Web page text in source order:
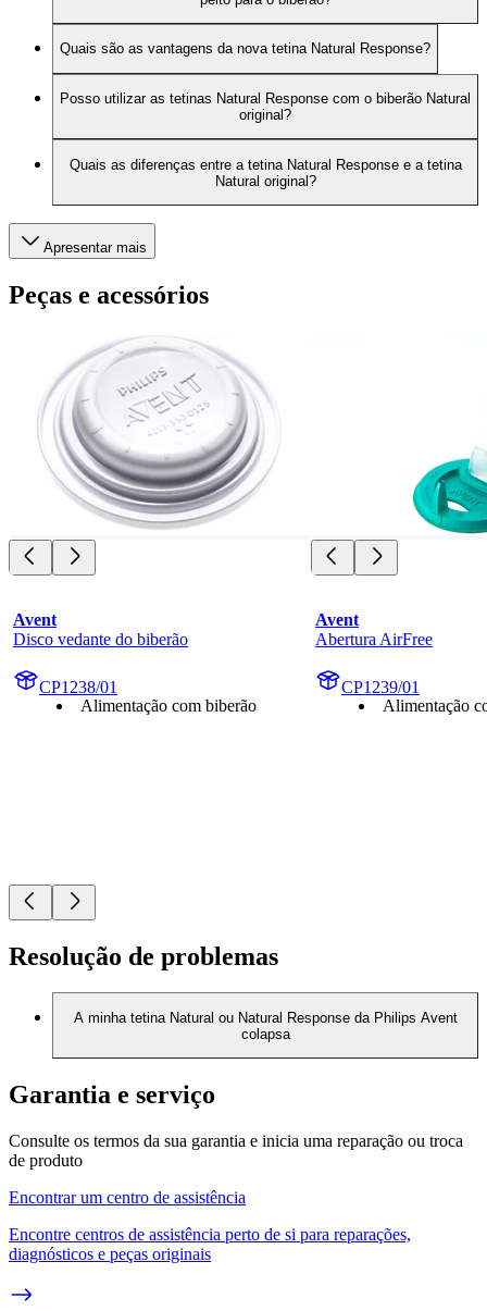
Quais são as vantagens da nova tetina Natural Response?
Posso utilizar as tetinas Natural Response com o biberão Natural
original?
Quais as diferenças entre a tetina Natural Response e a tetina
Natural original?
Apresentar mais
Peças e acessórios
Avent
Disco vedante do biberão
CP1238/01
Alimentação com biberão
Avent
Abertura AirFree
CP1239/01
Alimentação
Resolução de problemas
A minha tetina Natural ou Natural Response da Philips Avent
colapsa
Garantia e serviço
Consulte os termos da sua garantia e inicia uma reparação ou troca
de produto
Encontrar um centro de assistência
Encontre centros de assistência perto de si para reparações,
diagnósticos e peças originais